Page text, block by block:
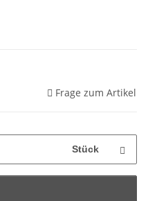
Frage zum Artikel
Stück